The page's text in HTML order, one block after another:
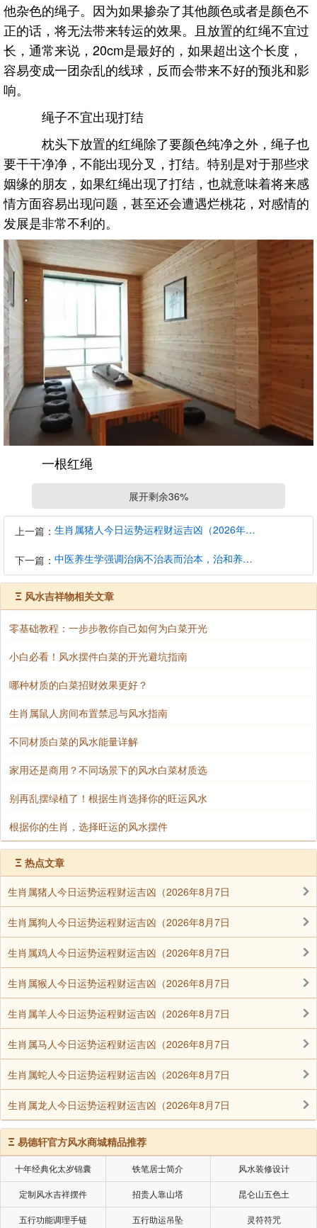
他杂色的绳子。因为如果掺杂了其他颜色或者是颜色不
正的话，将无法带来转运的效果。且放置的红绳不宜过
长，通常来说，20cm是最好的，如果超出这个长度，
容易变成一团杂乱的线球，反而会带来不好的预兆和影
响。
绳子不宜出现打结
枕头下放置的红绳除了要颜色纯净之外，绳子也
要干干净净，不能出现分叉，打结。特别是对于那些求
姻缘的朋友，如果红绳出现了打结，也就意味着将来感
情方面容易出现问题，甚至还会遭遇烂桃花，对感情的
发展是非常不利的。
一根红绳
枕头下只需要放置一根红绳即可，无需放置的太
多，因为对于这种吉祥物并非多多益善。有时候放置的
太多，反而还会彼此之间产生冲撞。特别是未婚的男
女，如果想要遇到一份美好的姻缘，可以在枕头下放置
一根质量好，色泽均匀的红绳，很快就能带来桃花。如
果放的太多，可能会遇到烂桃花，甚至还会孤独终老。
已婚之人不宜放置红绳
的，因为这样的行为会影响到夫妻之间的感情，在日常
相处的过程当中容易发生矛盾和争执，会增加被第三者
夫妻之间的情分，以免适得其反。
耐心等待
红色具有辟邪化煞的效果，在枕头下放置红绳可
以化解煞气和灾难，特别是对于犯太岁以及正处于本命
年的朋友，将红手绳放置在枕头下，可以扭转不良认识
的干扰，使得接下来的一年中能够减少霉运，让生活和
工作发展的更加顺利。不过红绳虽然转运的效果比较强
大，但并不是立马生效的。一般来说，放置一到两个月
之后才能化解煞气，扭转不良的运势。所以不要因为没
有看到效果而将红绳拿走，要耐心等待，才能得偿所
愿。
声明：部分内容来于网络，如有侵权，请联系我们删除！以上内容，并
不代表易德轩观点。
展开剩余36%
上一篇： 生肖属猪人今日运势运程财运吉凶（2026年8月7日）详解查询
下一篇： 中医养生学强调治病不治表而治本，治和养兼顾是有必要的
Ξ 风水吉祥物相关文章
零基础教程：一步步教你自己如何为白菜开光
小白必看！风水摆件白菜的开光避坑指南
哪种材质的白菜招财效果更好？
生肖属鼠人房间布置禁忌与风水指南
不同材质白菜的风水能量详解
家用还是商用？不同场景下的风水白菜材质选
别再乱摆绿植了！根据生肖选择你的旺运风水
根据你的生肖，选择旺运的风水摆件
Ξ 热点文章
生肖属猪人今日运势运程财运吉凶（2026年8月7日
生肖属狗人今日运势运程财运吉凶（2026年8月7日
生肖属鸡人今日运势运程财运吉凶（2026年8月7日
生肖属猴人今日运势运程财运吉凶（2026年8月7日
生肖属羊人今日运势运程财运吉凶（2026年8月7日
生肖属马人今日运势运程财运吉凶（2026年8月7日
生肖属蛇人今日运势运程财运吉凶（2026年8月7日
生肖属龙人今日运势运程财运吉凶（2026年8月7日
Ξ 易德轩官方风水商城精品推荐
十年经典化太岁锦囊 铁笔居士简介 风水装修设计
定制风水吉祥摆件 招贵人靠山塔 昆仑山五色土
五行功能调理手链 五行助运吊坠 灵符符咒